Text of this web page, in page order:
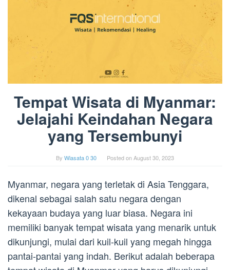
Tempat Wisata di Myanmar:
Jelajahi Keindahan Negara
yang Tersembunyi
By Wiasata 0 30 Posted onAugust 30, 2023
Myanmar, negara yang terletak di Asia Tenggara,
dikenal sebagai salah satu negara dengan
kekayaan budaya yang luar biasa. Negara ini
memiliki banyak tempat wisata yang menarik untuk
dikunjungi, mulai dari kuil-kuil yang megah hingga
pantai-pantai yang indah. Berikut adalah beberapa